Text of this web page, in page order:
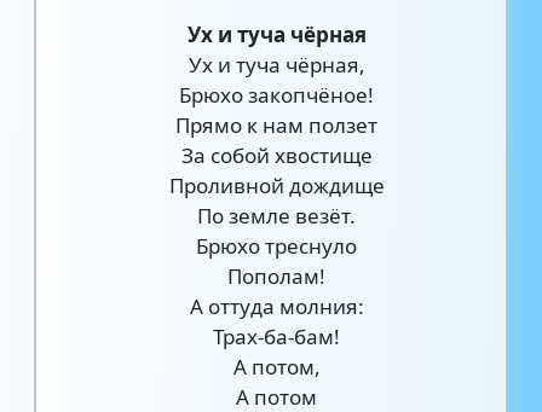
Ух и туча чёрная
Ух и туча чёрная,
Брюхо закопчёное!
Прямо к нам ползет
За собой хвостище
Проливной дождище
По земле везёт.
Брюхо треснуло
Пополам!
А оттуда молния:
Трах-ба-бам!
А потом,
А потом